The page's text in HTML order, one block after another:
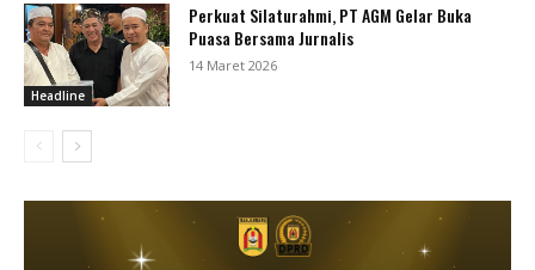
Headline
Perkuat Silaturahmi, PT AGM Gelar Buka
Puasa Bersama Jurnalis
14 Maret 2026